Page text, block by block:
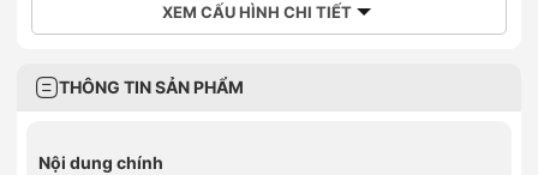
XEM CẤU HÌNH CHI TIẾT
THÔNG TIN SẢN PHẨM
Nội dung chính